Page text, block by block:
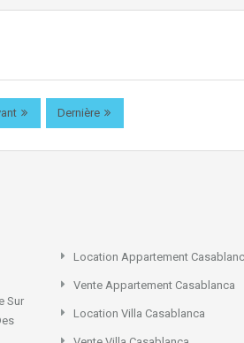
Dernière
Sur
Location Appartement
Vente Appartement Casablanca
Location Villa Casablanca